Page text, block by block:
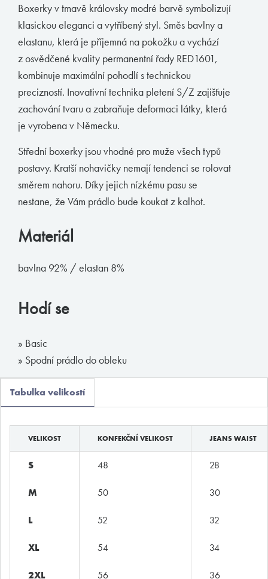
Boxerky v tmavě královsky modré barvě symbolizují
klasickou eleganci a vytříbený styl. Směs bavlny a
elastanu, která je příjemná na pokožku a vychází
z osvědčené kvality permanentní řady RED1601,
kombinuje maximální pohodlí s technickou
precizností. Inovativní technika pletení S/Z zajišťuje
zachování tvaru a zabraňuje deformaci látky, která
je vyrobena v Německu.
Střední boxerky jsou vhodné pro muže všech typů
postavy. Kratší nohavičky nemají tendenci se rolovat
směrem nahoru. Díky jejich nízkému pasu se
nestane, že Vám prádlo bude koukat z kalhot.
Materiál
bavlna 92% / elastan 8%
Hodí se
» Basic
» Spodní prádlo do obleku
Tabulka velikostí
VELIKOST KONFEKČNÍ VELIKOST JEANS WAIST
S 48 28
M 50 30
L 52 32
XL 54 34
2XL 56 36
Loïc Henry
Olaf Benz
Muchachomalo
McAlson
Baldesarini
HOM
Manstore
Tommy Hilfiger
Ralph Lauren
Diesel
Slipy
Tanga, jocky
Legíny a body
Trika, tilka
Pyžama, volný čas
273 132 679